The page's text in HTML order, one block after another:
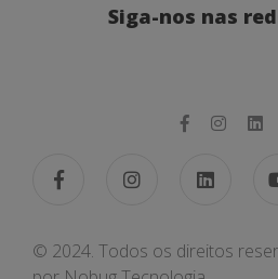
Siga-nos nas
© 2024. Todos os direitos